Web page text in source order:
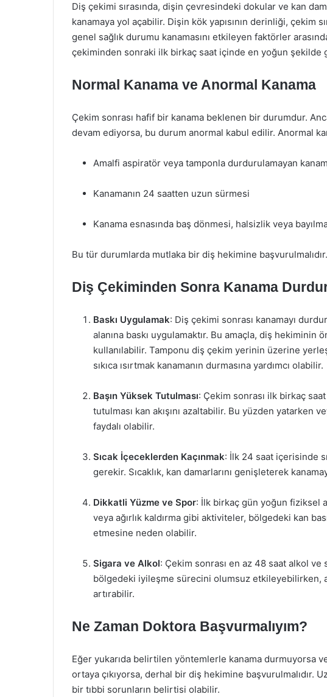
Diş çekimi sırasında, dişin çevresindeki dokular ve kan
kanamaya yol açabilir. Dişin kök yapısının derinliği, çekim
genel sağlık durumu kanamasını etkileyen faktörler
çekiminden sonraki ilk birkaç saat içinde en yoğun şekilde
Normal Kanama ve Anormal Kanama
Çekim sonrası hafif bir kanama beklenen bir durumdur.
devam ediyorsa, bu durum anormal kabul edilir. Anormal
Amalfi aspiratör veya tamponla durdurulamayan
Kanamanın 24 saatten uzun sürmesi
Kanama esnasında baş dönmesi, halsizlik veya
Bu tür durumlarda mutlaka bir diş hekimine başvurulmalıdır.
Diş Çekiminden Sonra Kanama
Baskı Uygulamak: Diş çekimi sonrası kanamayı
alanına baskı uygulamaktır. Bu amaçla, diş
kullanılabilir. Tamponu diş çekim yerinin üzerine
sıkıca ısırtmak kanamanın durmasına yardımcı olabilir.
Başın Yüksek Tutulması: Çekim sonrası ilk birkaç
tutulması kan akışını azaltabilir. Bu yüzden yatarken
faydalı olabilir.
Sıcak İçeceklerden Kaçınmak: İlk 24 saat içerisinde
gerekir. Sıcaklık, kan damarlarını genişleterek
Dikkatli Yüzme ve Spor: İlk birkaç gün yoğun fiziksel
veya ağırlık kaldırma gibi aktiviteler, bölgedeki kan
etmesine neden olabilir.
Sigara ve Alkol: Çekim sonrası en az 48 saat alkol ve
bölgedeki iyileşme sürecini olumsuz etkileyebilirken,
artırabilir.
Ne Zaman Doktora Başvurmalıyım?
Eğer yukarıda belirtilen yöntemlerle kanama durmuyorsa
ortaya çıkıyorsa, derhal bir diş hekimine başvurulmalıdır.
bir tıbbi sorunların belirtisi olabilir.